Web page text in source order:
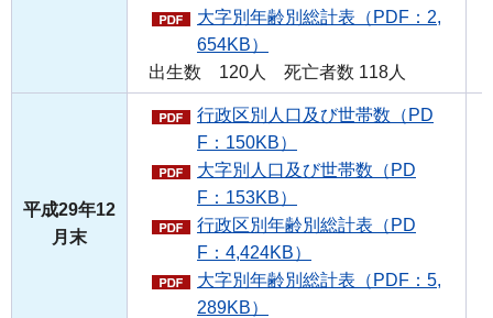
大字別年齢別総計表（PDF：2,
654KB）
出生数 120人 死亡者数 118人
平成29年12
月末
行政区別人口及び世帯数（PD
F：150KB）
大字別人口及び世帯数（PD
F：153KB）
行政区別年齢別総計表（PD
F：4,424KB）
大字別年齢別総計表（PDF：5,
289KB）